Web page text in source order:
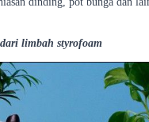
limbah styrofoam